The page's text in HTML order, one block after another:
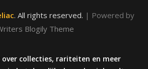
. All rights reserved. | Powered by
Blogily Theme
over collecties, rariteiten en meer